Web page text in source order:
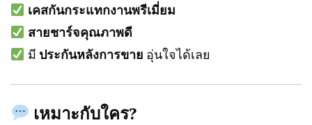
เคสกันกระแทกงานพรีเมี่ยม
สายชาร์จคุณภาพดี
มี ประกันหลังการขาย อุ่นใจได้เลย
เหมาะกับใคร?